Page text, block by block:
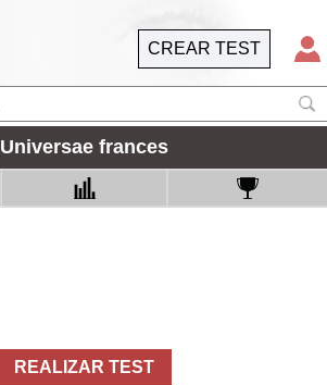
CREAR TEST
Universae frances
REALIZAR TEST